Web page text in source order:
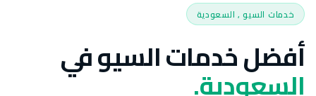
خدمات السيو , السعودية
أفضل خدمات السيو في
السعودية.